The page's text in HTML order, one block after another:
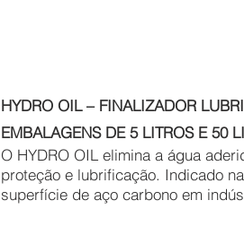
HYDRO OIL – FINALIZADOR
EMBALAGENS DE 5 LITROS E 50
O HYDRO OIL elimina a água
proteção e lubrificação. Indicado
superfície de aço carbono em